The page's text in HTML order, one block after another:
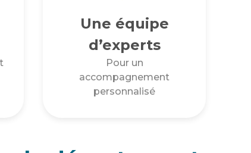
Une équipe
d’experts
Pour un
accompagnement
personnalisé